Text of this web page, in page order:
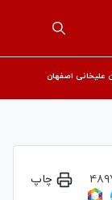
علیخانی اصفهان
چاپ